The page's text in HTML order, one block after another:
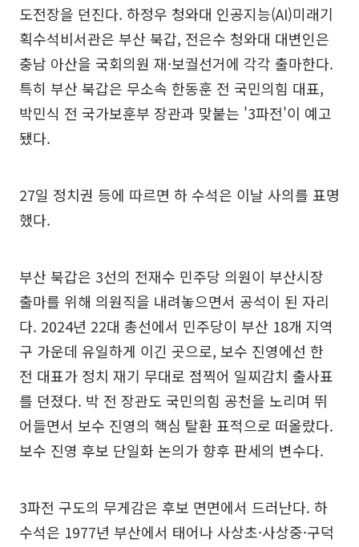
도전장을 던진다. 하정우 청와대 인공지능(AI)미래기
획수석비서관은 부산 북갑, 전은수 청와대 대변인은
충남 아산을 국회의원 재·보궐선거에 각각 출마한다.
특히 부산 북갑은 무소속 한동훈 전 국민의힘 대표,
박민식 전 국가보훈부 장관과 맞붙는 '3파전'이 예고
됐다.
27일 정치권 등에 따르면 하 수석은 이날 사의를 표명
했다.
부산 북갑은 3선의 전재수 민주당 의원이 부산시장
출마를 위해 의원직을 내려놓으면서 공석이 된 자리
다. 2024년 22대 총선에서 민주당이 부산 18개 지역
구 가운데 유일하게 이긴 곳으로, 보수 진영에선 한
전 대표가 정치 재기 무대로 점찍어 일찌감치 출사표
를 던졌다. 박 전 장관도 국민의힘 공천을 노리며 뛰
어들면서 보수 진영의 핵심 탈환 표적으로 떠올랐다.
보수 진영 후보 단일화 논의가 향후 판세의 변수다.
3파전 구도의 무게감은 후보 면면에서 드러난다. 하
수석은 1977년 부산에서 태어나 사상초·사상중·구덕